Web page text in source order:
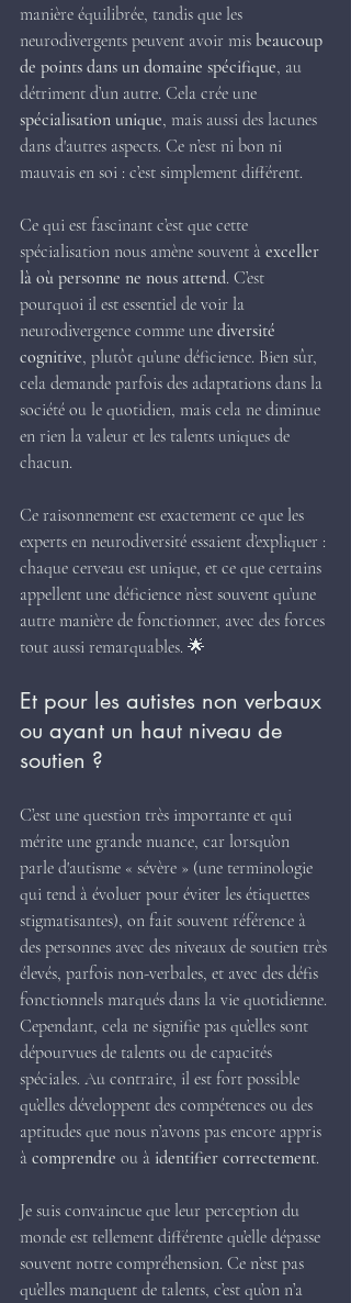
manière équilibrée, tandis que les
neurodivergents peuvent avoir mis beaucoup
de points dans un domaine spécifique, au
détriment d’un autre. Cela crée une
spécialisation unique, mais aussi des lacunes
dans d'autres aspects. Ce n’est ni bon ni
mauvais en soi : c’est simplement différent.
Ce qui est fascinant c’est que cette
spécialisation nous amène souvent à exceller
là où personne ne nous attend. C’est
pourquoi il est essentiel de voir la
neurodivergence comme une diversité
cognitive, plutôt qu’une déficience. Bien sûr,
cela demande parfois des adaptations dans la
société ou le quotidien, mais cela ne diminue
en rien la valeur et les talents uniques de
chacun.
Ce raisonnement est exactement ce que les
experts en neurodiversité essaient d’expliquer :
chaque cerveau est unique, et ce que certains
appellent une déficience n’est souvent qu’une
autre manière de fonctionner, avec des forces
tout aussi remarquables. 🌟
Et pour les autistes non verbaux
ou ayant un haut niveau de
soutien ?
C’est une question très importante et qui
mérite une grande nuance, car lorsqu’on
parle d'autisme « sévère » (une terminologie
qui tend à évoluer pour éviter les étiquettes
stigmatisantes), on fait souvent référence à
des personnes avec des niveaux de soutien très
élevés, parfois non-verbales, et avec des défis
fonctionnels marqués dans la vie quotidienne.
Cependant, cela ne signifie pas qu’elles sont
dépourvues de talents ou de capacités
spéciales. Au contraire, il est fort possible
qu’elles développent des compétences ou des
aptitudes que nous n’avons pas encore appris
à comprendre ou à identifier correctement.
Je suis convaincue que leur perception du
monde est tellement différente qu’elle dépasse
souvent notre compréhension. Ce n’est pas
qu’elles manquent de talents, c’est qu’on n’a